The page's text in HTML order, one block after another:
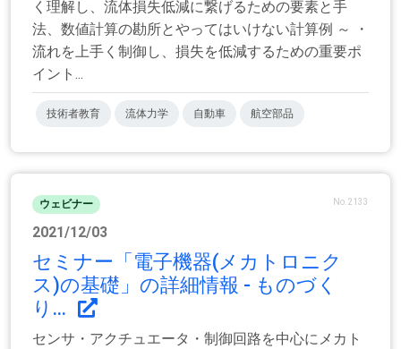
く理解し、流体損失低減に繋げるための要素と手
法、数値計算の勘所とやってはいけない計算例 ～ ・
流れを上手く制御し、損失を低減するための重要ポ
イント...
技術者教育 流体力学 自動車 航空部品
ウェビナー No.2133
2021/12/03
セミナー「電子機器(メカトロニク
ス)の基礎」の詳細情報 - ものづく
り...
センサ・アクチュエータ・制御回路を中心にメカト